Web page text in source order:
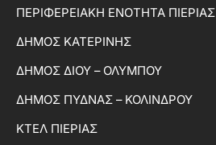
ΠΕΡΙΦΕΡΕΙΑΚΗ ΕΝΟΤΗΤΑ ΠΙΕΡΙΑΣ
ΔΗΜΟΣ ΚΑΤΕΡΙΝΗΣ
ΔΗΜΟΣ ΔΙΟΥ – ΟΛΥΜΠΟΥ
ΔΗΜΟΣ ΠΥΔΝΑΣ – ΚΟΛΙΝΔΡΟΥ
ΚΤΕΛ ΠΙΕΡΙΑΣ